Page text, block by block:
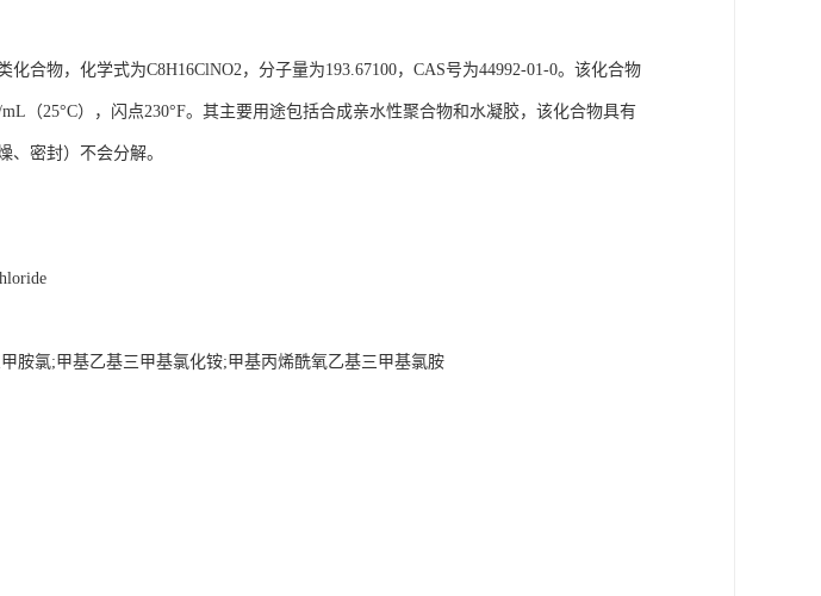
合物，化学式为C8H16ClNO2，分子量为193.67100，CAS号为44992-01-0。该化合物
（25°C），闪点230°F。其主要用途包括合成亲水性聚合物和水凝胶，该化合物具有
、密封）不会分解。
胺氯;甲基乙基三甲基氯化铵;甲基丙烯酰氧乙基三甲基氯胺